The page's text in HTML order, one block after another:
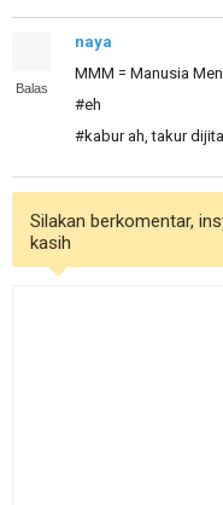
Balas
naya
MMM = Manusia
#eh
#kabur ah, takur
Silakan berkomentar,
kasih